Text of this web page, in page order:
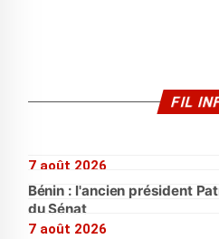
FIL
7 août 2026
Bénin : l'ancien président
du Sénat
7 août 2026